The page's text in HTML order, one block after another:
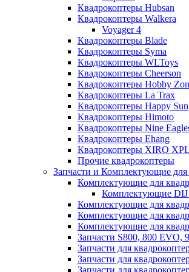
Квадрокоптеры Hubsan
Квадрокоптеры Walkera
Voyager 4
Квадрокоптеры Blade
Квадрокоптеры Syma
Квадрокоптеры WLToys
Квадрокоптеры Cheerson
Квадрокоптеры Hobby
Квадрокоптеры La Trax
Квадрокоптеры Happy Sun
Квадрокоптеры Himoto
Квадрокоптеры Nine
Квадрокоптеры Ehang
Квадрокоптеры XIRO
Прочие квадрокоптеры
Запчасти и Комплектующие для
Комплектующие для
Комплектующие DIJ
Комплектующие для
Комплектующие для
Комплектующие для
Запчасти S800, 800 EVO,
Запчасти для
Запчасти для
Запчасти для